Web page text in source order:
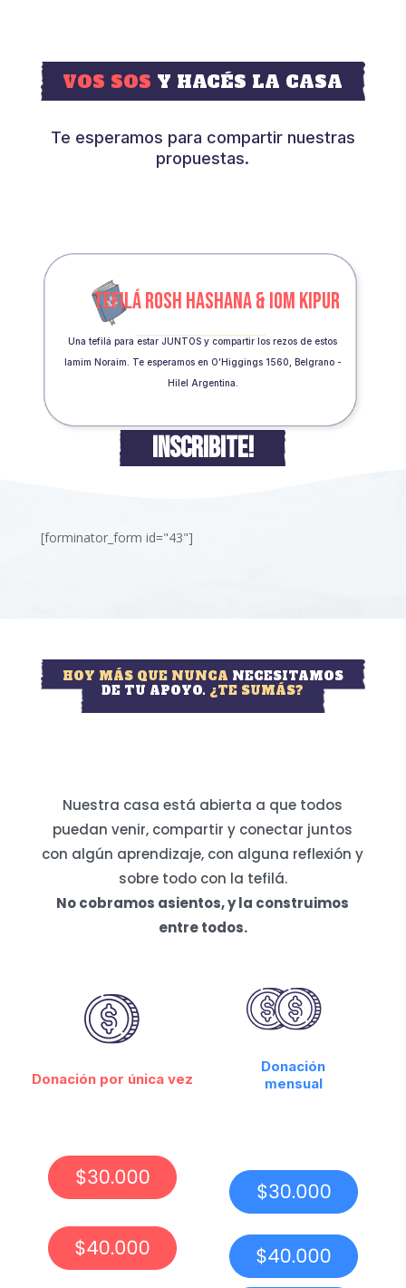
VOS SOS Y HACÉS LA CASA
Te esperamos para compartir nuestras
propuestas.
TEFILÁ ROSH HASHANA & IOM KIPUR
Una tefilá para estar JUNTOS y compartir los rezos de estos
Iamim Noraim. Te esperamos en O’Higgings 1560, Belgrano -
Hilel Argentina.
INSCRIBITE!
[forminator_form id="43"]
HOY MÁS QUE NUNCA NECESITAMOS
DE TU APOYO. ¿TE SUMÁS?
Nuestra casa está abierta a que todos
puedan venir, compartir y conectar juntos
con algún aprendizaje, con alguna reflexión y
sobre todo con la tefilá.
No cobramos asientos, y la construimos
entre todos.
Donación por única vez
Donación
mensual